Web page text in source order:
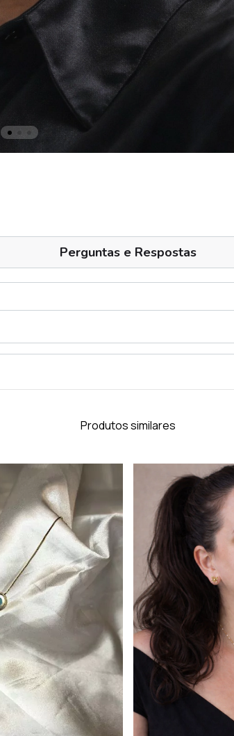
Perguntas e Respostas
Produtos similares